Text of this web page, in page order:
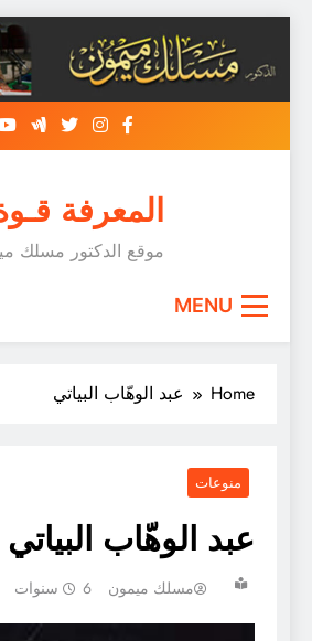
content
المعرفة
موقع الدكتور مسلك
MENU
Home عبد الوهّاب البياتي
منوعات
عبد الوهّاب البياتي
مسلك ميمون 6 سنوات Ago